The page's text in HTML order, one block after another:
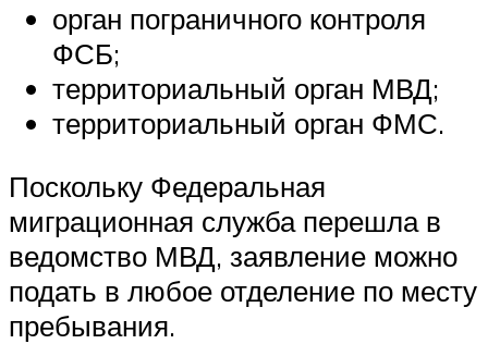
орган пограничного контроля
ФСБ;
территориальный орган МВД;
территориальный орган ФМС.
Поскольку Федеральная
миграционная служба перешла в
ведомство МВД, заявление можно
подать в любое отделение по месту
пребывания.